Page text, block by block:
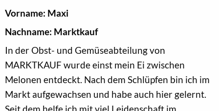
Vorname: Maxi
Nachname: Marktkauf
In der Obst- und Gemüseabteilung von
MARKTKAUF wurde einst mein Ei zwischen
Melonen entdeckt. Nach dem Schlüpfen bin ich im
Markt aufgewachsen und habe auch hier gelernt.
Seit dem helfe ich mit viel Leidenschaft im